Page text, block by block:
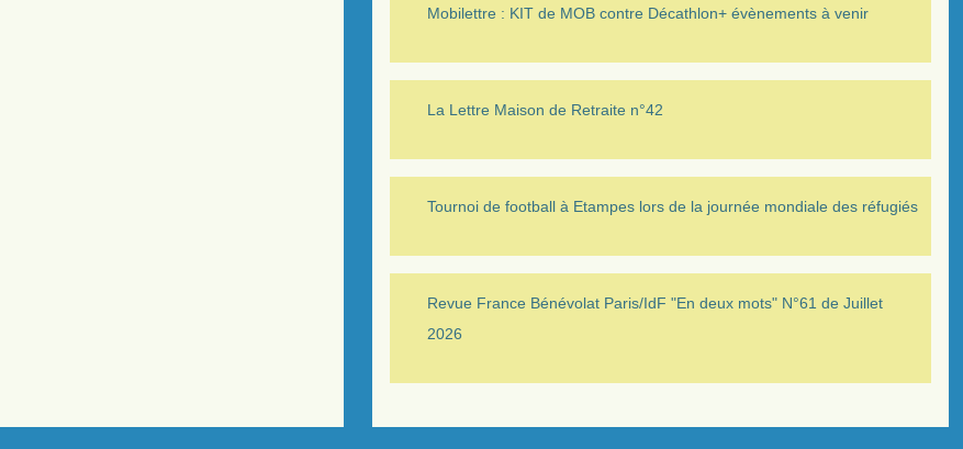
Mobilettre : KIT de MOB contre Décathlon+ évènements à venir
La Lettre Maison de Retraite n°42
Tournoi de football à Etampes lors de la journée mondiale des réfugiés
Revue France Bénévolat Paris/IdF "En deux mots" N°61 de Juillet
2026